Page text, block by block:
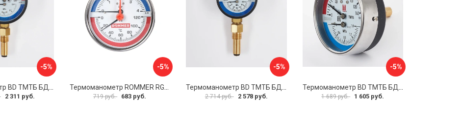
-5%
Термоманометр BD ТМТБ БД 41Р 1173101013
2 311 руб.
-5%
Термоманометр ROMMER RG00929SFHM17E
719 руб. 683 руб.
-5%
Термоманометр BD ТМТБ БД 31Р 1173101004
2 714 руб. 2 578 руб.
-5%
Термоманометр BD ТМТБ БД 31Т 1173101010
1 689 руб. 1 605 руб.